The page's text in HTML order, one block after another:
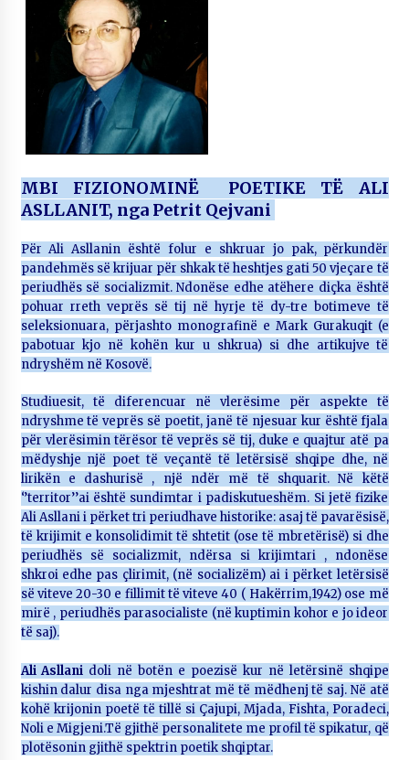
26/05/2026
Gazeta Kallarati nr. 117
03/05/2026
Gazeta Kallarati nr. 116
28/01/2026
17/10/2025
14/10/2025
Faksimilet e një 83 vjetori lufte: Çfarë shkruan
Vexhi Buharaja për Heroin e Popullit, Mumin
Selami.
04/10/2025
KALLARATI NË AKSIONET KOMBËTARE PËR
22/09/2025
– ËNGJËLL HASIMAJ – “KUJTIMET E MIA PËR
KALLARATIN SI MËSUES I MATEMATIKËS, POR
EDHE SI NJË BANOR I PËRKOHSHËM I TIJ”
12/09/2025
Gazeta Kallarati nr. 114
06/02/2025
MBI FIZIONOMINË POETIKE TË ALI
ASLLANIT, nga Petrit Qejvani
Për Ali Asllanin është folur e shkruar jo pak, përkundër
pandehmës së krijuar për shkak të heshtjes gati 50 vjeçare të
periudhës së socializmit. Ndonëse edhe atëhere diçka është
pohuar rreth veprës së tij në hyrje të dy-tre botimeve të
seleksionuara, përjashto monografinë e Mark Gurakuqit (e
pabotuar kjo në kohën kur u shkrua) si dhe artikujve të
ndryshëm në Kosovë.
Studiuesit, të diferencuar në vlerësime për aspekte të
ndryshme të veprës së poetit, janë të njesuar kur është fjala
për vlerësimin tërësor të veprës së tij, duke e quajtur atë pa
mëdyshje një poet të veçantë të letërsisë shqipe dhe, në
lirikën e dashurisë , një ndër më të shquarit. Në këtë
‘’territor’’ai është sundimtar i padiskutueshëm. Si jetë fizike
Ali Asllani i përket tri periudhave historike: asaj të pavarësisë,
të krijimit e konsolidimit të shtetit (ose të mbretërisë) si dhe
periudhës së socializmit, ndërsa si krijimtari , ndonëse
shkroi edhe pas çlirimit, (në socializëm) ai i përket letërsisë
së viteve 20-30 e fillimit të viteve 40 ( Hakërrim,1942) ose më
mirë , periudhës parasocialiste (në kuptimin kohor e jo ideor
të saj).
Ali Asllani doli në botën e poezisë kur në letërsinë shqipe
kishin dalur disa nga mjeshtrat më të mëdhenj të saj. Në atë
kohë krijonin poetë të tillë si Çajupi, Mjada, Fishta, Poradeci,
Noli e Migjeni.Të gjithë personalitete me profil të spikatur, që
plotësonin gjithë spektrin poetik shqiptar.